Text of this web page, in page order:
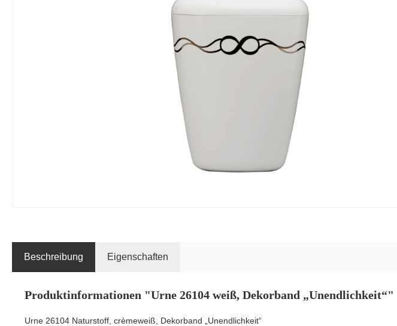
Beschreibung Eigenschaften
Produktinformationen "Urne 26104 weiß, Dekorband „Unendlichkeit“"
Urne 26104 Naturstoff, crèmeweiß, Dekorband „Unendlichkeit“